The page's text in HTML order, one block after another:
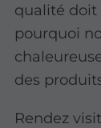
qualité doit
pourquoi
des
Rendez